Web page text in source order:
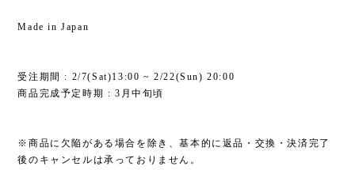
Made in Japan
受注期間 : 2/7(Sat)13:00 ~ 2/22(Sun) 20:00
商品完成予定時期 : 3月中旬頃
※商品に欠陥がある場合を除き、基本的に返品・交換・決済完了
後のキャンセルは承っておりません。